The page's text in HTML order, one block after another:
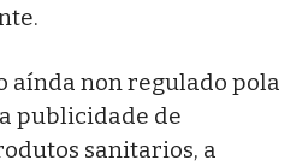
aínda non regulado pola
publicidade de
sanitarios, a